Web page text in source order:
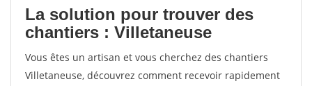
La solution pour trouver des
chantiers : Villetaneuse
Vous êtes un artisan et vous cherchez des chantiers
Villetaneuse, découvrez comment recevoir rapidement